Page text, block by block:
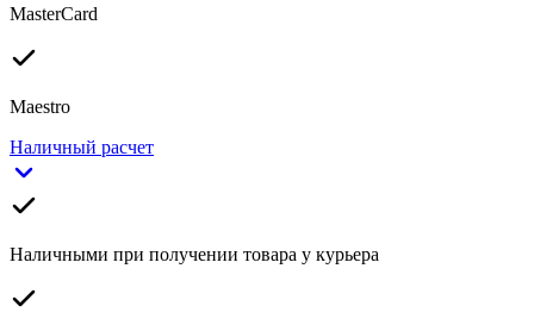
MasterCard
Maestro
Наличный расчет
Наличными при получении товара у курьера